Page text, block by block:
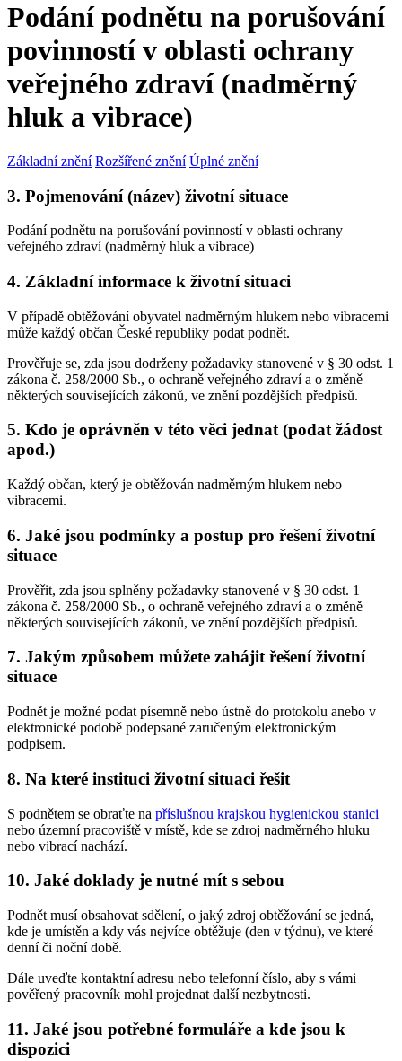
Podání podnětu na porušování
povinností v oblasti ochrany
veřejného zdraví (nadměrný
hluk a vibrace)
Základní znění Rozšířené znění Úplné znění
3. Pojmenování (název) životní situace
Podání podnětu na porušování povinností v oblasti ochrany
veřejného zdraví (nadměrný hluk a vibrace)
4. Základní informace k životní situaci
V případě obtěžování obyvatel nadměrným hlukem nebo vibracemi
může každý občan České republiky podat podnět.
Prověřuje se, zda jsou dodrženy požadavky stanovené v § 30 odst. 1
zákona č. 258/2000 Sb., o ochraně veřejného zdraví a o změně
některých souvisejících zákonů, ve znění pozdějších předpisů.
5. Kdo je oprávněn v této věci jednat (podat žádost
apod.)
Každý občan, který je obtěžován nadměrným hlukem nebo
vibracemi.
6. Jaké jsou podmínky a postup pro řešení životní
situace
Prověřit, zda jsou splněny požadavky stanovené v § 30 odst. 1
zákona č. 258/2000 Sb., o ochraně veřejného zdraví a o změně
některých souvisejících zákonů, ve znění pozdějších předpisů.
7. Jakým způsobem můžete zahájit řešení životní
situace
Podnět je možné podat písemně nebo ústně do protokolu anebo v
elektronické podobě podepsané zaručeným elektronickým
podpisem.
8. Na které instituci životní situaci řešit
S podnětem se obraťte na příslušnou krajskou hygienickou stanici
nebo územní pracoviště v místě, kde se zdroj nadměrného hluku
nebo vibrací nachází.
10. Jaké doklady je nutné mít s sebou
Podnět musí obsahovat sdělení, o jaký zdroj obtěžování se jedná,
kde je umístěn a kdy vás nejvíce obtěžuje (den v týdnu), ve které
denní či noční době.
Dále uveďte kontaktní adresu nebo telefonní číslo, aby s vámi
pověřený pracovník mohl projednat další nezbytnosti.
11. Jaké jsou potřebné formuláře a kde jsou k
dispozici